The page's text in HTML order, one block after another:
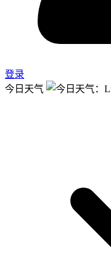
登录
今日天气